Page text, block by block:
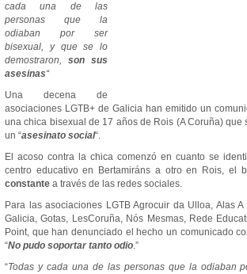
cada una de las
personas que la
odiaban por ser
bisexual, y que se lo
demostraron, son sus
asesinas“
Una decena de
asociaciones LGTB+ de Galicia han emitido un
una chica bisexual de 17 años de Rois (A Coruña)
un “asesinato social“.
El acoso contra la chica comenzó en cuanto se
centro educativo en Bertamiráns a otro en Rois, el
constante a través de las redes sociales.
Para las asociaciones LGTB Agrocuir da Ulloa, Alas
Galicia, Gotas, LesCoruña, Nós Mesmas, Rede
Point, que han denunciado el hecho un comunicado
“No pudo soportar tanto odio.”
“Todas y cada una de las personas que la odiaban